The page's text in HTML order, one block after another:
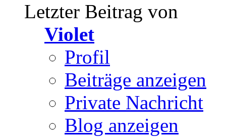
Letzter Beitrag von
Violet
Profil
Beiträge anzeigen
Private Nachricht
Blog anzeigen